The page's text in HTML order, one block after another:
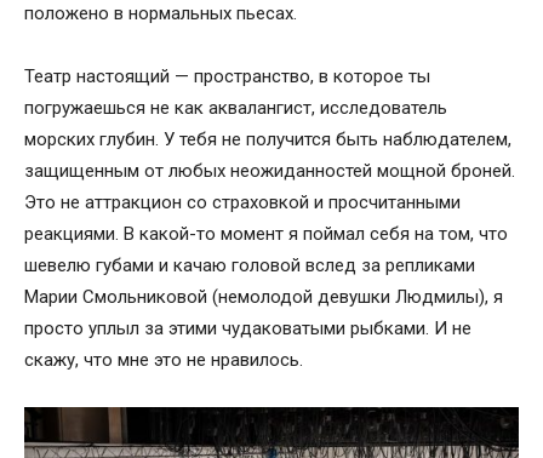
положено в нормальных пьесах.
Театр настоящий — пространство, в которое ты
погружаешься не как аквалангист, исследователь
морских глубин. У тебя не получится быть наблюдателем,
защищенным от любых неожиданностей мощной броней.
Это не аттракцион со страховкой и просчитанными
реакциями. В какой-то момент я поймал себя на том, что
шевелю губами и качаю головой вслед за репликами
Марии Смольниковой (немолодой девушки Людмилы), я
просто уплыл за этими чудаковатыми рыбками. И не
скажу, что мне это не нравилось.